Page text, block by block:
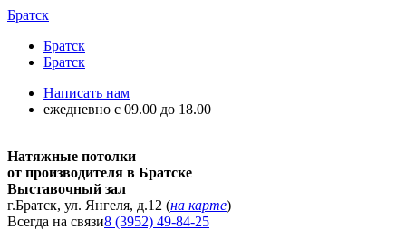
Братск
Братск
Братск
Написать нам
ежедневно с 09.00 до 18.00
Натяжные потолки
от производителя в Братске
Выставочный зал
г.Братск, ул. Янгеля, д.12 (на карте)
Всегда на связи8 (3952) 49-84-25